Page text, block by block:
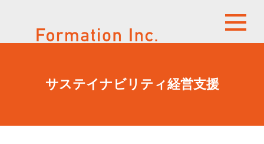
サステイナビリティ経営支援